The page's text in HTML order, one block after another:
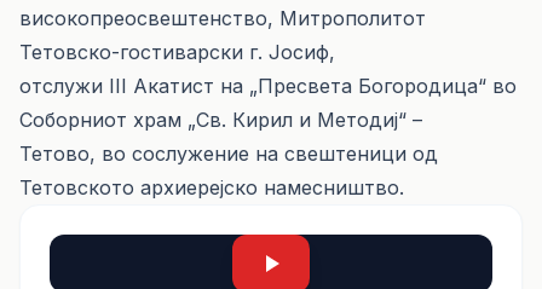
високопреосвештенство, Митрополитот
Тетовско-гостиварски г. Јосиф,
отслужи III Акатист на „Пресвета Богородица“ во
Соборниот храм „Св. Кирил и Методиј“ –
Тетово, во сослужение на свештеници од
Тетовското архиерејско намесништво.